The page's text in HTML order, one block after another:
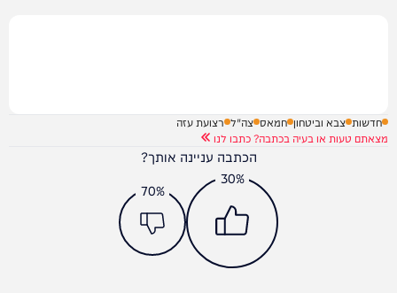
חדשות צבא וביטחון חמאס צה"ל רצועת עזה
מצאתם טעות או בעיה בכתבה? כתבו לנו
הכתבה עניינה אותך?
30%
70%